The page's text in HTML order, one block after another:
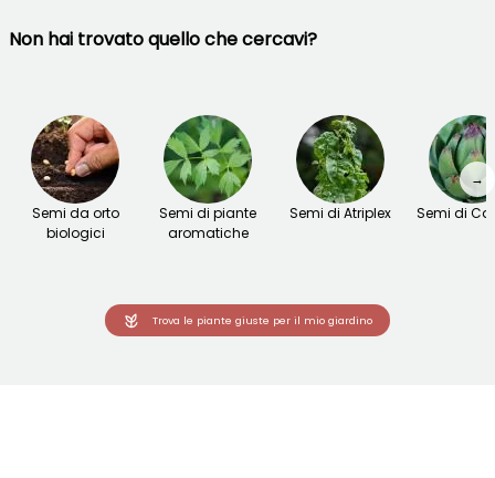
Non hai trovato quello che cercavi?
Semi da orto
biologici
Semi di piante
aromatiche
Semi di Atriplex Semi di
→
Trova le piante giuste per il mio giardino